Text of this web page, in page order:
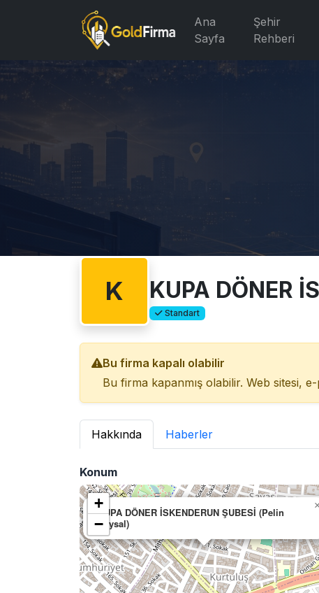
Ana
Sayfa
Şehir
Rehberi
K KUPA DÖNER
Standart
Bu firma kapalı olabilir
Bu firma kapanmış olabilir. Web sitesi,
Hakkında Haberler
Konum
KUPA DÖNER İSKENDERUN ŞUBESİ (Pelin
Baysal)
×
+
−